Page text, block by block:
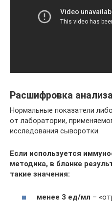
Расшифровка
Нормальные показатели
от лаборатории,
исследования сыворотки.
Если используется
методика, в бланке
такие значения:
менее 3 ед/мл –